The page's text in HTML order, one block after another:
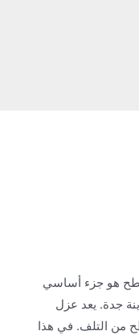
هو جزء أساسي
جدة. يعد عزل
من التلف. في هذا